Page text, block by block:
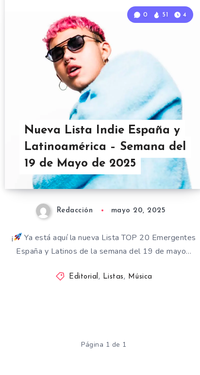
Nueva Lista Indie España y
Latinoamérica – Semana del
19 de Mayo de 2025
0 51 4
Redacción mayo 20, 2025
¡
Ya está aquí la nueva Lista TOP 20 Emergentes
España y Latinos de la semana del 19 de mayo…
Editorial , Listas , Música
Página 1 de 1